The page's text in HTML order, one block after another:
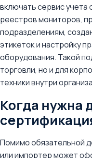
включать сервис учета
реестров мониторов,
подразделениям,
этикеток и настройку
оборудования. Такой
торговли, но и для
техники внутри
Когда нужна
Помимо обязательной
или импортер может